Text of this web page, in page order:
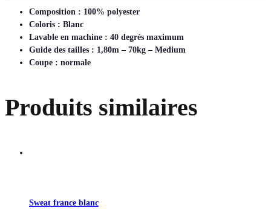
Composition : 100% polyester
Coloris : Blanc
Lavable en machine : 40 degrés maximum
Guide des tailles : 1,80m – 70kg – Medium
Coupe : normale
Produits similaires
Sweat france blanc